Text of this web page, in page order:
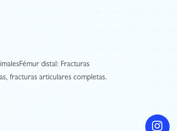
distal: Fracturas
fracturas articulares completas.